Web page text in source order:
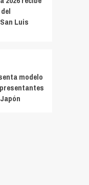
Luis
modelo